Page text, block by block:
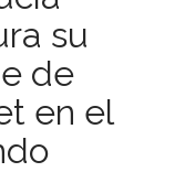
su
de
en el